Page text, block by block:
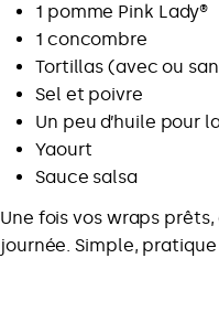
1 pomme Pink Lady®
1 concombre
Tortillas (avec ou
Sel et poivre
Un peu d’huile pour
Yaourt
Sauce salsa
Une fois vos wraps
journée. Simple,